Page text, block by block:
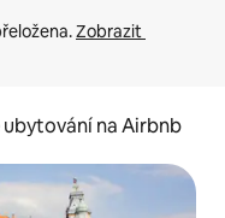
Zobrazit
ubytování na Airbnb